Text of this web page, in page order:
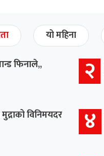
यो महिना
फिनाले,,
२
विनिमयदर ४